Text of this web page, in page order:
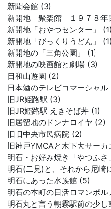
新聞会館 (3)
新開地 聚楽館 １９７８年
新開地「おやつセンター」 (1)
新開地「びっくりうどん」 (1)
新開地の「三角公園」 (1)
新開地の映画館と劇場 (3)
日和山遊園 (2)
日本酒のテレビコマーシャル
旧JR姫路駅 (3)
旧JR姫路駅 えきそば丼 (1)
旧居留地のドンナロイヤ (2)
旧旧中央市民病院 (2)
旧神戸YMCAと木下大サーカ
明石・お好み焼き「やつふさ
明石(二見)と、それから尼崎
明石にあった水族館 (5)
明石の本町の日活ロマンポル
明石丸と言う朝霧駅前の少